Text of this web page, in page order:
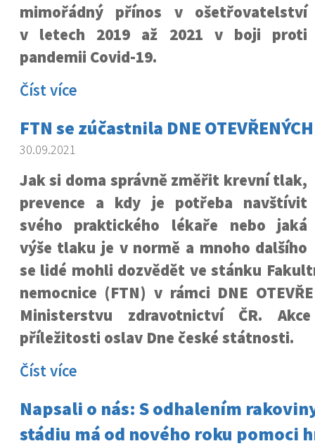
mimořádný přínos v ošetřovatelství
v letech 2019 až 2021 v boji proti
pandemii Covid-19.
Číst více
FTN se zúčastnila DNE
30.09.2021
Jak si doma správně změřit krevní tlak,
prevence a kdy je potřeba navštívit
svého praktického lékaře nebo jaká
výše tlaku je v normě a mnoho dalšího
se lidé mohli dozvědět ve stánku
nemocnice (FTN) v rámci DNE
Ministerstvu zdravotnictví ČR.
příležitosti oslav Dne české státnosti.
Číst více
Napsali o nás: S odhalením
stádiu má od nového roku pomoci